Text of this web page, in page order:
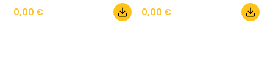
0,00 € 0,00 €